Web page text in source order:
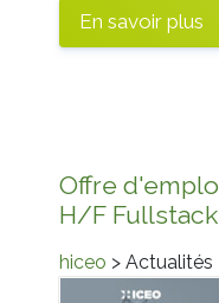
En savoir plus
Offre
H/F Fullstack
hiceo > Actualités